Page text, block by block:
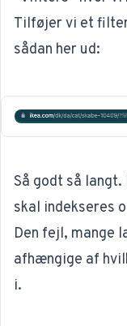
Tilføjer vi et filter
sådan her ud:
Så godt så langt.
skal indekseres
Den fejl, mange
afhængige af
i.